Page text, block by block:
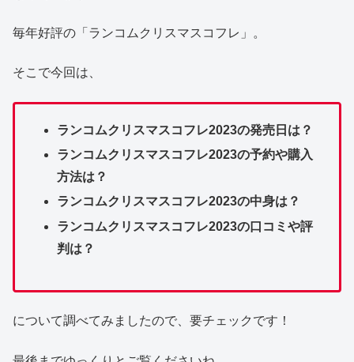
毎年好評の「ランコムクリスマスコフレ」。
そこで今回は、
ランコムクリスマスコフレ2023の発売日は？
ランコムクリスマスコフレ2023の予約や購入
方法は？
ランコムクリスマスコフレ2023の中身は？
ランコムクリスマスコフレ2023の口コミや評
判は？
について調べてみましたので、要チェックです！